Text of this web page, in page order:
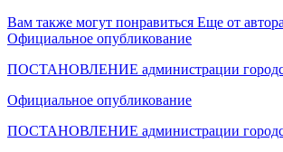
Вам также могут понравиться Еще от автора
Официальное опубликование
ПОСТАНОВЛЕНИЕ администрации
Официальное опубликование
ПОСТАНОВЛЕНИЕ администрации